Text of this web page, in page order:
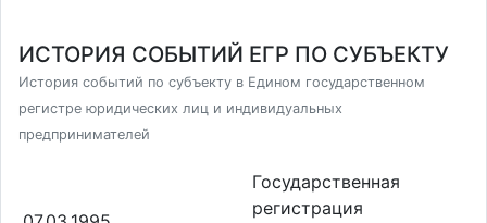
ИСТОРИЯ СОБЫТИЙ ЕГР ПО СУБЪЕКТУ
История событий по субъекту в Едином государственном
регистре юридических лиц и индивидуальных
предпринимателей
Государственная
регистрация